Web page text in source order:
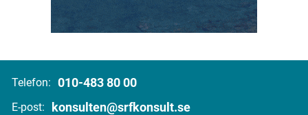
Telefon: 010-483 80 00
E-post: konsulten@srfkonsult.se